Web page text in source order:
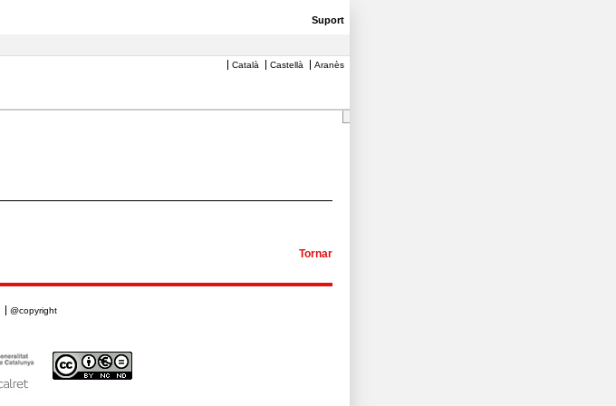
Suport
Català Castellà Aranès
Tornar
@copyright